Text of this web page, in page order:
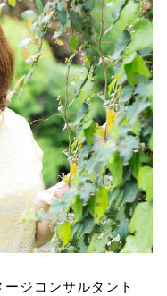
ジコンサルタント